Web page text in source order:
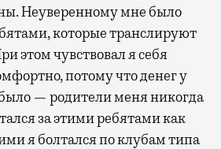
Неуверенному мне было
которые транслируют
этом чувствовал я себя
потому что денег у
— родители меня никогда
за этими ребятами как
я болтался по клубам типа